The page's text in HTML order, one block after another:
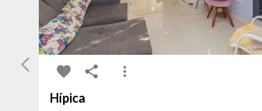
Hípica